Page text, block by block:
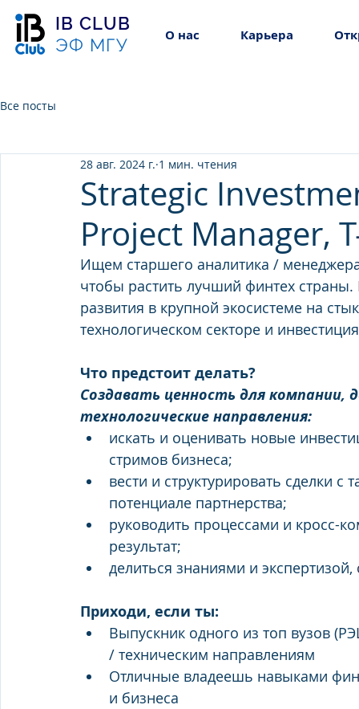
IB CLUB
ЭФ МГУ
О нас Карьера
Все посты
Strategic
Project Manager,
28 авг. 2024 г. 1 мин. чтения
Ищем старшего аналитика /
чтобы растить лучший финтех страны.
развития в крупной экосистеме на
технологическом секторе и
Что предстоит делать?
Создавать ценность для компании,
технологические направления:
искать и оценивать новые
стримов бизнеса;
вести и структурировать сделки
потенциале партнерства;
руководить процессами и кросс-
результат;
делиться знаниями и
Приходи, если ты:
Выпускник одного из топ
/ техническим направлениям
Отличные владеешь навыками
и бизнеса